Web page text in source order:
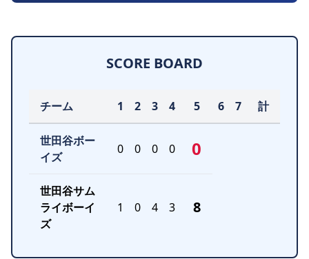
SCORE BOARD
チーム 1 2 3 4 5 6 7 計
世田谷ボー
イズ
0 0 0 0 0
世田谷サム
ライボーイ
ズ
1 0 4 3 8